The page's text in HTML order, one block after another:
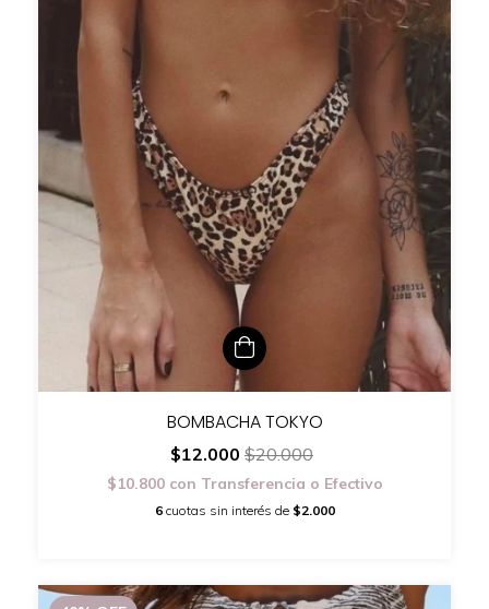
BOMBACHA TOKYO
$12.000 $20.000
$10.800 con Transferencia o Efectivo
6 cuotas sin interés de $2.000